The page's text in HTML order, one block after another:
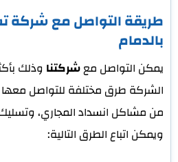
طريقة التواصل مع شركة
بالدمام
يمكن التواصل معشركتنا وذلك
الشركة طرق مختلفة للتواصل
من مشاكل انسداد المجاري،
ويمكن اتباع الطرق التالية: